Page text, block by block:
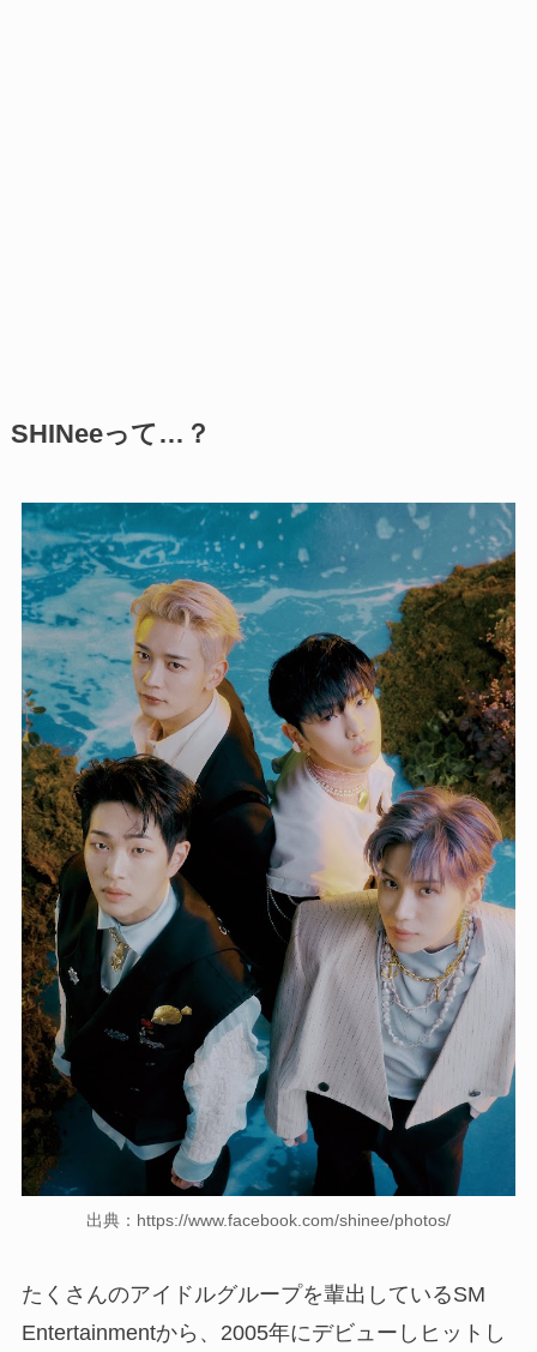
SHINeeって…？
出典：https://www.facebook.com/shinee/photos/
たくさんのアイドルグループを輩出しているSM
Entertainmentから、2005年にデビューしヒットし